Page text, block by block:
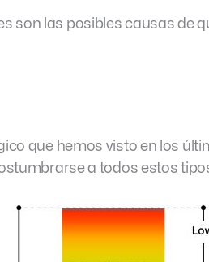
son las posibles causas de
que hemos visto en los
a todos estos